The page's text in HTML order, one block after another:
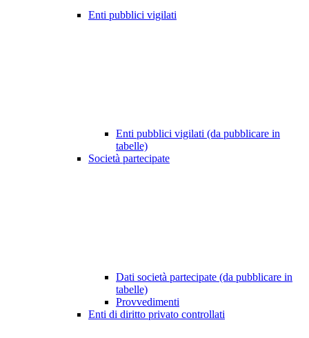
Enti pubblici vigilati
Enti pubblici vigilati (da pubblicare in
tabelle)
Società partecipate
Dati società partecipate (da pubblicare in
tabelle)
Provvedimenti
Enti di diritto privato controllati